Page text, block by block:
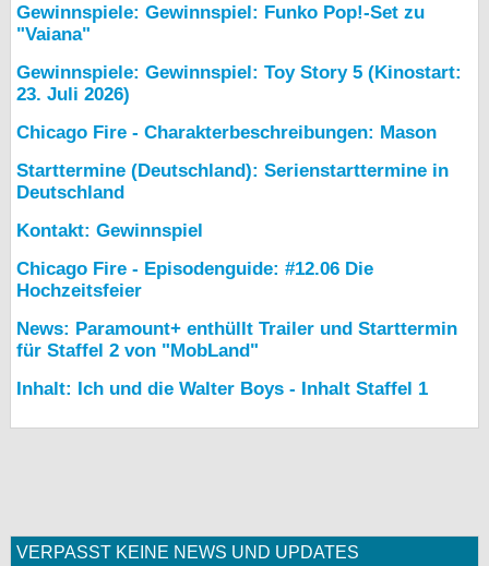
Gewinnspiele: Gewinnspiel: Funko Pop!-Set zu
"Vaiana"
Gewinnspiele: Gewinnspiel: Toy Story 5 (Kinostart:
23. Juli 2026)
Chicago Fire - Charakterbeschreibungen: Mason
Starttermine (Deutschland): Serienstarttermine in
Deutschland
Kontakt: Gewinnspiel
Chicago Fire - Episodenguide: #12.06 Die
Hochzeitsfeier
News: Paramount+ enthüllt Trailer und Starttermin
für Staffel 2 von "MobLand"
Inhalt: Ich und die Walter Boys - Inhalt Staffel 1
VERPASST KEINE NEWS UND UPDATES